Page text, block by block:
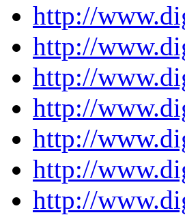
http://
http://
http://
http://
http://
http://
http://